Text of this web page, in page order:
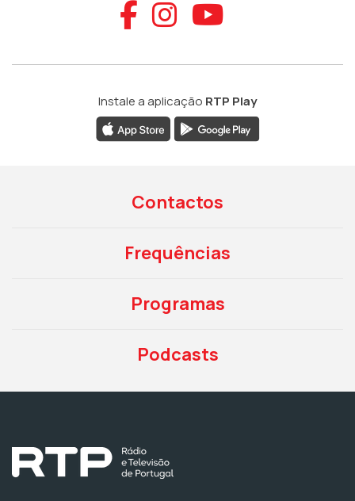
Aceder ao
Aceder ao
Aceder
Instale a aplicação RTP Play
Contactos
Frequências
Programas
Podcasts